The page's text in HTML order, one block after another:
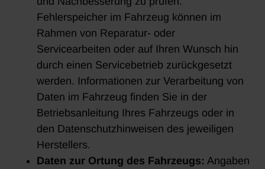
Fehlerspeicher im Fahrzeug können im
Rahmen von Reparatur- oder
Servicearbeiten oder auf Ihren Wunsch hin
durch einen Servicebetrieb zurückgesetzt
werden. Informationen zur Verarbeitung von
Daten im Fahrzeug finden Sie in der
Betriebsanleitung Ihres Fahrzeugs oder in
den Datenschutzhinweisen des jeweiligen
Herstellers.
Daten zur Ortung des Fahrzeugs: Angaben